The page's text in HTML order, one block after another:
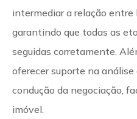
intermediar a relação entre
garantindo que todas as
seguidas corretamente.
oferecer suporte na
condução da negociação,
imóvel.